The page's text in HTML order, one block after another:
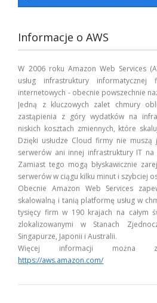
Informacje o AWS
W 2006 roku Amazon Web Services
usług infrastruktury
internetowych - obecnie powszechnie
Jedną z kluczowych zalet chmury
zastąpienia z góry wydatków na
niskich kosztach zmiennych, które
Dzięki usłudze Cloud firmy nie
serwerów ani innej infrastruktury IT
Zamiast tego mogą błyskawicznie
serwerów w ciągu kilku minut i szybciej
Obecnie Amazon Web Services
skalowalną i tanią platformę usług w
tysięcy firm w 190 krajach na całym
zlokalizowanymi w Stanach
Singapurze, Japonii i Australii.
Więcej informacji można
https://aws.amazon.com/